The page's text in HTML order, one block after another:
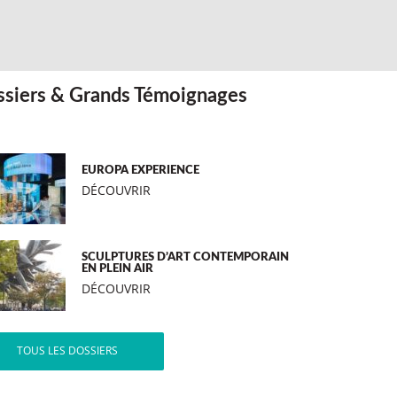
& Grands Témoignages
EUROPA EXPERIENCE
DÉCOUVRIR
SCULPTURES D’ART CONTEMPORAIN
EN PLEIN AIR
DÉCOUVRIR
TOUS LES DOSSIERS